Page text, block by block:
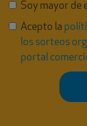
Soy mayor de
Acepto la
los sorteos
portal